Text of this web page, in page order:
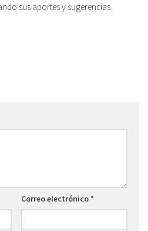
sus aportes y sugerencias.
Correo electrónico*